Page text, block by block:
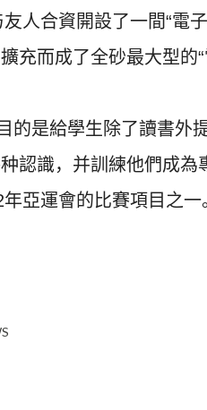
人合資開設了一間“電
充而成了全砂最大型的“
目的是給學生除了讀書外
認識， 并訓練他們成為
亞運會的比賽項目之一